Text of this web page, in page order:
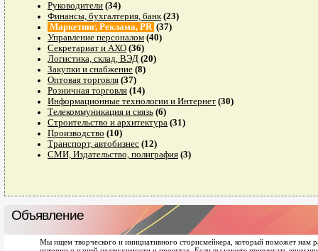
Руководители (34)
Финансы, бухгалтерия, банк (23)
Маркетинг, Реклама, PR (37)
Управление персоналом (40)
Секретариат и АХО (36)
Логистика, склад, ВЭД (20)
Закупки и снабжение (8)
Оптовая торговля (37)
Розничная торговля (14)
Информационные технологии и Интернет (30)
Телекоммуникация и связь (6)
Строительство и архитектура (31)
Производство (10)
Транспорт, автобизнес (12)
СМИ, Издательство, полиграфия (3)
Объявление
Мы ищем творческого и инициативного сторисмейкера, который поможет нам